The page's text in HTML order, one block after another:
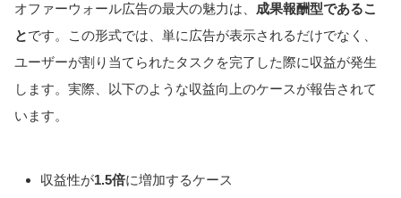
オファーウォール広告の最大の魅力は、 成果報酬型であるこ
とです。この形式では、単に広告が表示されるだけでなく、
ユーザーが割り当てられたタスクを完了した際に収益が発生
します。実際、以下のような収益向上のケースが報告されて
います。
収益性が1.5倍に増加するケース